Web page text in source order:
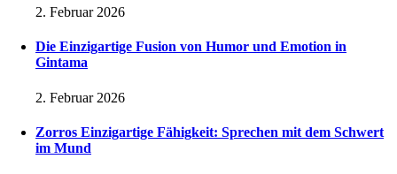
2. Februar 2026
Die Einzigartige Fusion von Humor und Emotion in
Gintama
2. Februar 2026
Zorros Einzigartige Fähigkeit: Sprechen mit dem Schwert
im Mund